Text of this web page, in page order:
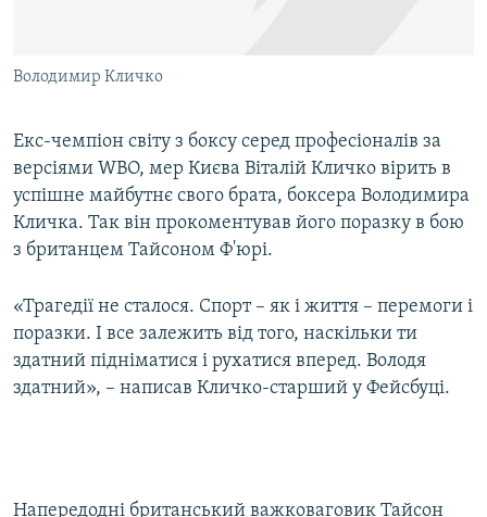
ІНФОГРАФІКА
ДОЛУЧАЙСЯ!
Усі сайти RFE/RL
Володимир Кличко
Екс-чемпіон світу з боксу серед професіоналів за
версіями WBO, мер Києва Віталій Кличко вірить в
успішне майбутнє свого брата, боксера Володимира
Кличка. Так він прокоментував його поразку в бою
з британцем Тайсоном Ф'юрі.
«Трагедії не сталося. Спорт – як і життя – перемоги і
поразки. І все залежить від того, наскільки ти
здатний підніматися і рухатися вперед. Володя
здатний», – написав Кличко-старший у Фейсбуці.
Напередодні британський важковаговик Тайсон